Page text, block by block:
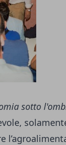
sotto